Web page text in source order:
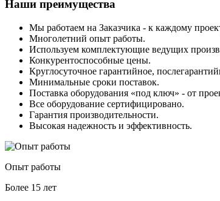
Наши преимущества
Мы работаем на Заказчика - к каждому
Многолетний опыт работы.
Используем комплектующие ведущих
Конкурентоспособные цены.
Круглосуточное гарантийное,
Минимальные сроки поставок.
Поставка оборудования «под ключ» - от
Все оборудование сертифицировано.
Гарантия производительности.
Высокая надежность и эффективность.
Опыт работы
Более 15 лет